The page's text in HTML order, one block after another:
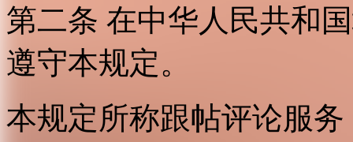
第二条 在中华人民共和
遵守本规定。
本规定所称跟帖评论服